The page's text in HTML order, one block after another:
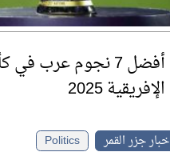
أفضل 7 نجوم عرب
الإفريقية 2025
جزر القمر
Politics